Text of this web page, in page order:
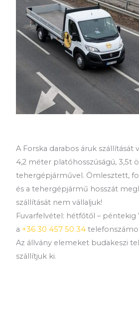
A Forska darabos áruk szállítását
4,2 méter platóhosszúságú, 3,5t
tehergépjárművel. Ömlesztett,
és a tehergépjármű hosszát
szállítását nem vállaljuk!
Fuvarfelvétel: hétfőtől – péntekig
a +36 30 457 50 34
Az állvány elemeket budakeszi
szállítjuk ki.